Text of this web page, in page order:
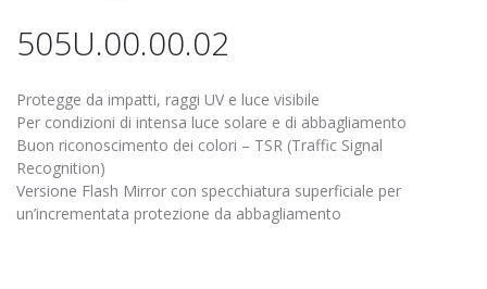
505U.00.00.02
Protegge da impatti, raggi UV e luce visibile
Per condizioni di intensa luce solare e di abbagliamento
Buon riconoscimento dei colori – TSR (Traffic Signal
Recognition)
Versione Flash Mirror con specchiatura superficiale per
un’incrementata protezione da abbagliamento